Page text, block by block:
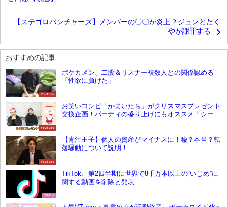
【ステゴロパンチャーズ】メンバーの〇〇が炎上？ジュンとたく
やが謝罪する
おすすめの記事
YouTube
ポケカメン、二股＆リスナー複数人との関係認める
「性欲に負けた」
YouTube
お笑いコンビ「かまいたち」がクリスマスプレゼント
交換企画！パーティの盛り上げにもオススメ「シーク
YouTube
【青汁王子】個人の資産がマイナスに！嘘？本当？転
落騒動について説明！
TikTok
TikTok、第2四半期に世界で8千万本以上の“いじめ”に
関する動画を削除と発表